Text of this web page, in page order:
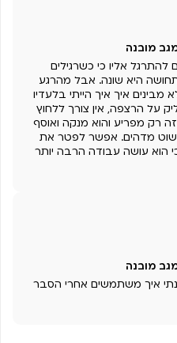
מובנה
אליו כי כשרגילים
היא שונה. אבל מהרגע
מבינים איך איך הייתי בלעדיו
על הרצפה, אין צורך ללחוץ
רק מפריע והוא מנקה ואוסף
מדהים. אפשר לפטר את
הוא עושה עבודה הרבה יותר
מובנה
איך משתמשים אחרי הסבר